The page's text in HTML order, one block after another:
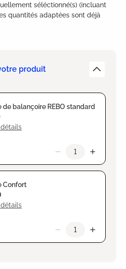
séléctionné(s) (incluant
quantités adaptées sont déjà
produit
de balançoire REBO standard
Confort